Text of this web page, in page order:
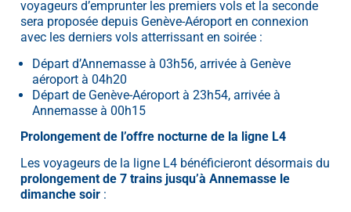
voyageurs d’emprunter les premiers vols et la seconde
sera proposée depuis Genève-Aéroport en connexion
avec les derniers vols atterrissant en soirée :
Départ d’Annemasse à 03h56, arrivée à Genève
aéroport à 04h20
Départ de Genève-Aéroport à 23h54, arrivée à
Annemasse à 00h15
Prolongement de l’offre nocturne de la ligne L4
Les voyageurs de la ligne L4 bénéficieront désormais du
prolongement de 7 trains jusqu’à Annemasse le
dimanche soir :